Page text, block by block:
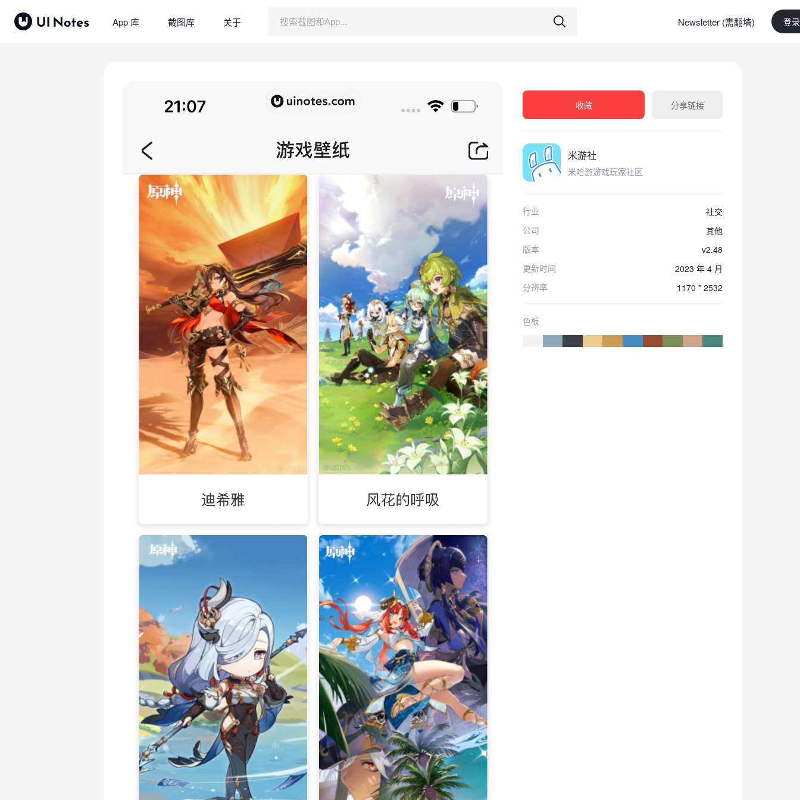
App 库 截图库 关于 Newsletter (需翻墙) 登
收藏 分享链接
米游社
米哈游游戏玩家社区
行业
社交
公司
其他
版本
v2.48
更新时间
2023 年 4 月
分辨率
1170 * 2532
色板